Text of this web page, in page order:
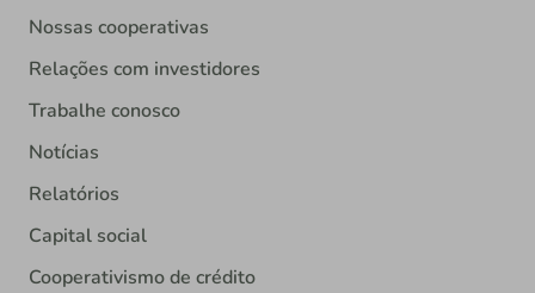
Nossas cooperativas
Relações com investidores
Trabalhe conosco
Notícias
Relatórios
Capital social
Cooperativismo de crédito